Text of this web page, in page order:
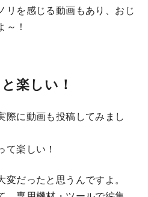
リを感じる動画もあり、おじ
～！
楽しい！
際に動画も投稿してみまし
て楽しい！
だったと思うんですよ。